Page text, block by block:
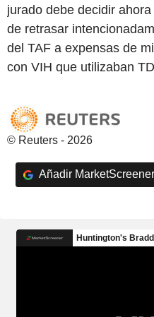
jurado debe decidir
de retrasar
del TAF a expensas de
con VIH que utilizaban
© Reuters - 2026
Añadir